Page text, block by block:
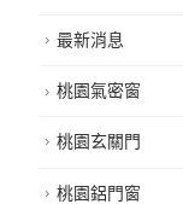
最新消息
桃園氣密窗
桃園玄關門
桃園鋁門窗